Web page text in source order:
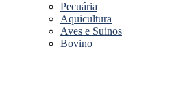
Pecuária
Aquicultura
Aves e Suinos
Bovino